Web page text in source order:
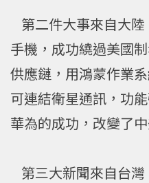
第二件大事來自大
手機，成功繞過美國
供應鏈，用鴻蒙作業
可連結衛星通訊，功
華為的成功，改變了
第三大新聞來自台